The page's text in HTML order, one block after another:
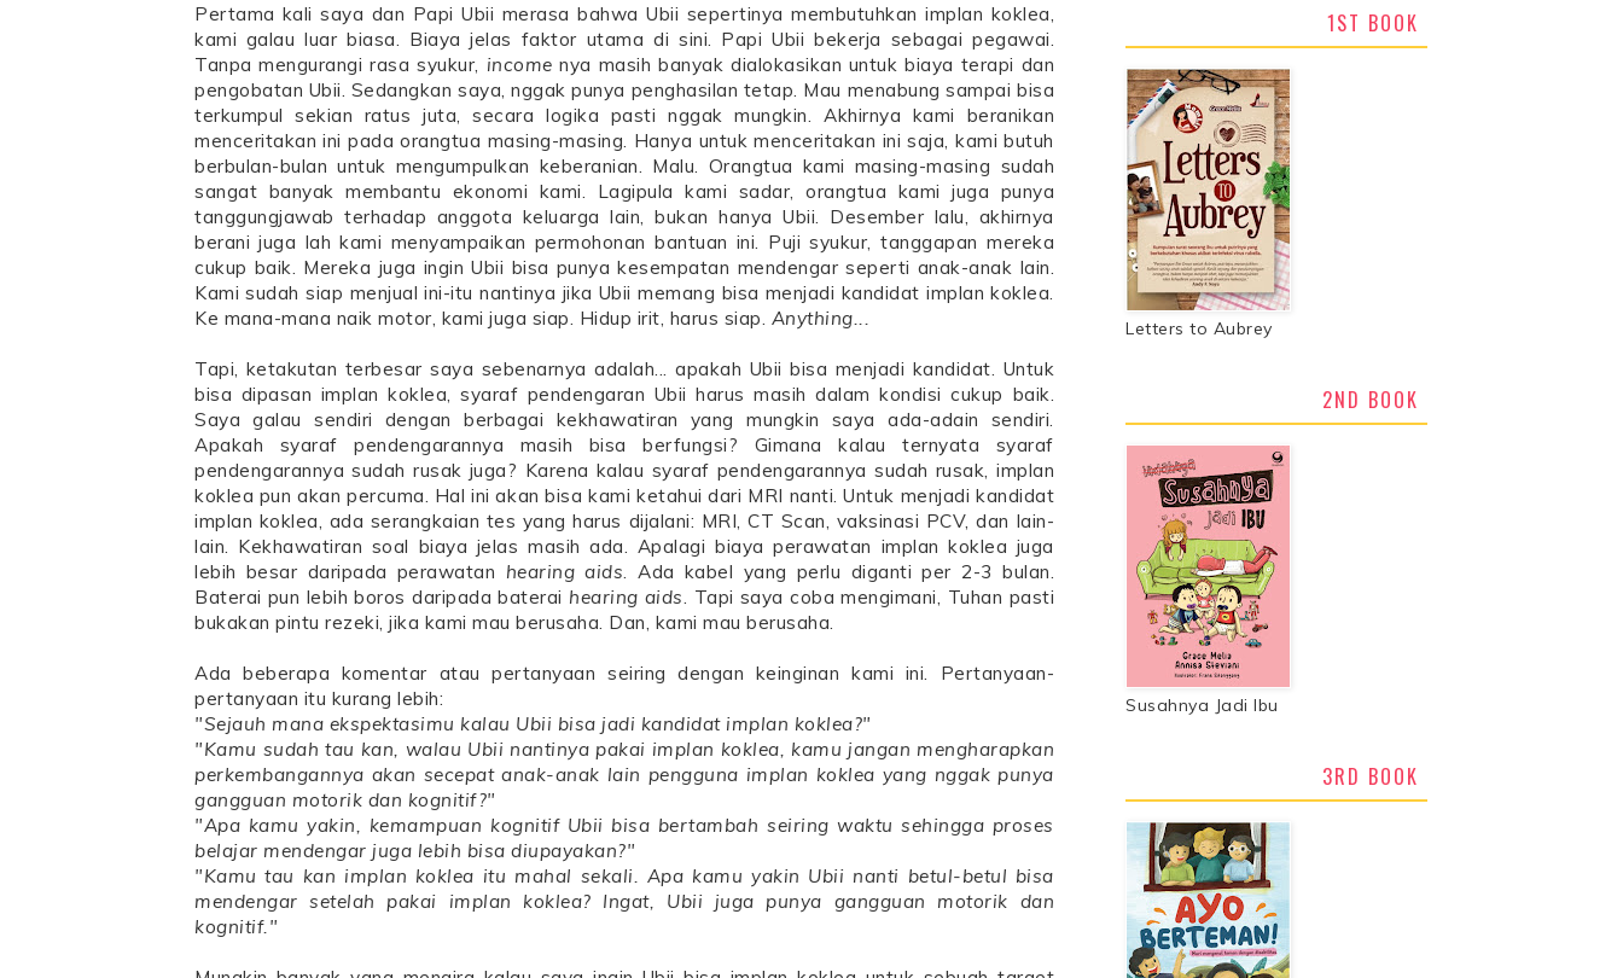
Pertama kali saya dan Papi Ubii merasa bahwa Ubii sepertinya membutuhkan implan koklea,
kami galau luar biasa. Biaya jelas faktor utama di sini. Papi Ubii bekerja sebagai pegawai.
Tanpa mengurangi rasa syukur, income nya masih banyak dialokasikan untuk biaya terapi dan
pengobatan Ubii. Sedangkan saya, nggak punya penghasilan tetap. Mau menabung sampai bisa
terkumpul sekian ratus juta, secara logika pasti nggak mungkin. Akhirnya kami beranikan
menceritakan ini pada orangtua masing-masing. Hanya untuk menceritakan ini saja, kami butuh
berbulan-bulan untuk mengumpulkan keberanian. Malu. Orangtua kami masing-masing sudah
sangat banyak membantu ekonomi kami. Lagipula kami sadar, orangtua kami juga punya
tanggungjawab terhadap anggota keluarga lain, bukan hanya Ubii. Desember lalu, akhirnya
berani juga lah kami menyampaikan permohonan bantuan ini. Puji syukur, tanggapan mereka
cukup baik. Mereka juga ingin Ubii bisa punya kesempatan mendengar seperti anak-anak lain.
Kami sudah siap menjual ini-itu nantinya jika Ubii memang bisa menjadi kandidat implan koklea.
Ke mana-mana naik motor, kami juga siap. Hidup irit, harus siap. Anything...
Tapi, ketakutan terbesar saya sebenarnya adalah... apakah Ubii bisa menjadi kandidat. Untuk
bisa dipasan implan koklea, syaraf pendengaran Ubii harus masih dalam kondisi cukup baik.
Saya galau sendiri dengan berbagai kekhawatiran yang mungkin saya ada-adain sendiri.
Apakah syaraf pendengarannya masih bisa berfungsi? Gimana kalau ternyata syaraf
pendengarannya sudah rusak juga? Karena kalau syaraf pendengarannya sudah rusak, implan
koklea pun akan percuma. Hal ini akan bisa kami ketahui dari MRI nanti. Untuk menjadi kandidat
implan koklea, ada serangkaian tes yang harus dijalani: MRI, CT Scan, vaksinasi PCV, dan lain-
lain. Kekhawatiran soal biaya jelas masih ada. Apalagi biaya perawatan implan koklea juga
lebih besar daripada perawatan hearing aids . Ada kabel yang perlu diganti per 2-3 bulan.
Baterai pun lebih boros daripada baterai hearing aids
. Tapi saya coba mengimani, Tuhan pasti
bukakan pintu rezeki, jika kami mau berusaha. Dan, kami mau berusaha.
Ada beberapa komentar atau pertanyaan seiring dengan keinginan kami ini. Pertanyaan-
pertanyaan itu kurang lebih:
"Sejauh mana ekspektasimu kalau Ubii bisa jadi kandidat implan koklea?"
"Kamu sudah tau kan, walau Ubii nantinya pakai implan koklea, kamu jangan mengharapkan
perkembangannya akan secepat anak-anak lain pengguna implan koklea yang nggak punya
gangguan motorik dan kognitif?"
"Apa kamu yakin, kemampuan kognitif Ubii bisa bertambah seiring waktu sehingga proses
belajar mendengar juga lebih bisa diupayakan?"
"Kamu tau kan implan koklea itu mahal sekali. Apa kamu yakin Ubii nanti betul-betul bisa
mendengar setelah pakai implan koklea? Ingat, Ubii juga punya gangguan motorik dan
kognitif."
1ST BOOK
Letters to Aubrey
2ND BOOK
Susahnya Jadi Ibu
3RD BOOK